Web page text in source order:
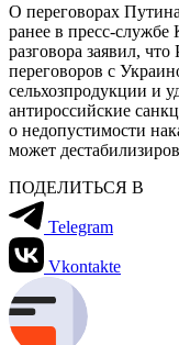
О переговорах
ранее в пресс-службе
разговора заявил,
переговоров с
сельхозпродукции и
антироссийские
о недопустимости
может
ПОДЕЛИТЬСЯ В
Telegram
Vkontakte